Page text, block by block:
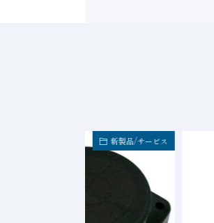
新製品/サービス